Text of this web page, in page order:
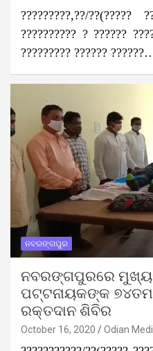
?????????,??/
?????????? ? ??????
????????? ??????
ନବରଙ୍ଗପୁର
ନବରଙ୍ଗପୁରରେ
ପଟ୍ଟନାୟକଙ୍କ ୭୪ତମ
ରକ୍ତଦାନ ଶିବିର
October 16, 2020 Odian